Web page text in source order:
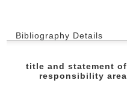
Bibliography Details
title and statement of
responsibility area